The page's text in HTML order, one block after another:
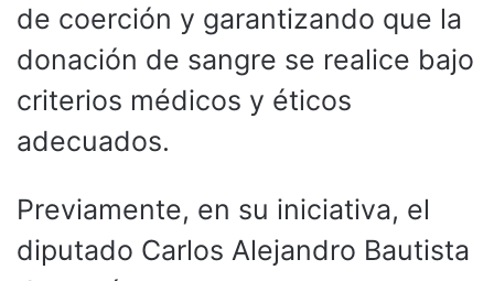
de coerción y garantizando que la
donación de sangre se realice bajo
criterios médicos y éticos
adecuados.
Previamente, en su iniciativa, el
diputado Carlos Alejandro Bautista